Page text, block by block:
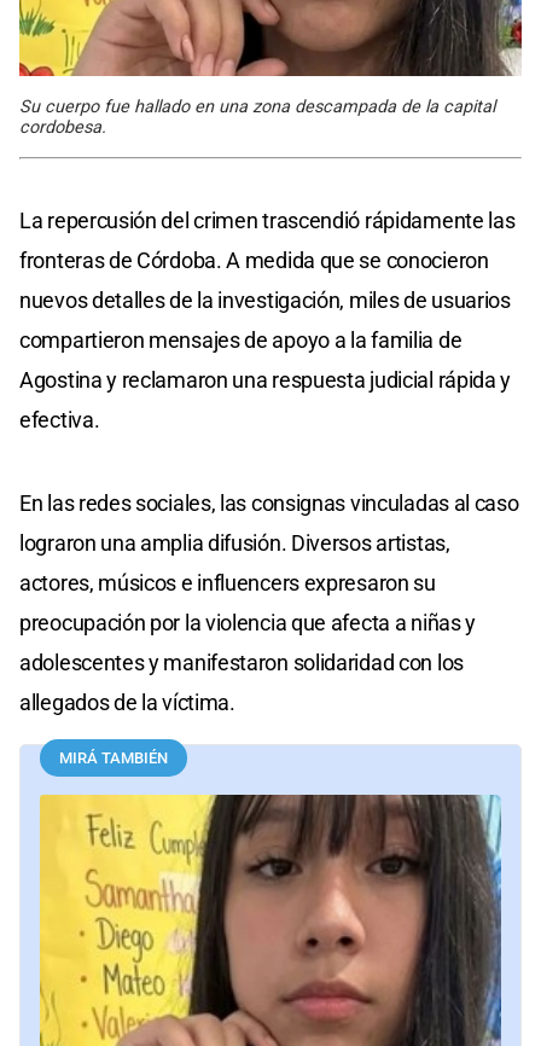
Su cuerpo fue hallado en una zona descampada de la capital
cordobesa.
La repercusión del crimen trascendió rápidamente las
fronteras de Córdoba. A medida que se conocieron
nuevos detalles de la investigación, miles de usuarios
compartieron mensajes de apoyo a la familia de
Agostina y reclamaron una respuesta judicial rápida y
efectiva.
En las redes sociales, las consignas vinculadas al caso
lograron una amplia difusión. Diversos artistas,
actores, músicos e influencers expresaron su
preocupación por la violencia que afecta a niñas y
adolescentes y manifestaron solidaridad con los
allegados de la víctima.
MIRÁ TAMBIÉN